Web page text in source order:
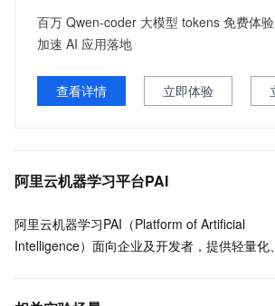
百万 Qwen-coder 大模型 tokens 免费体验
加速 AI 应用落地
查看详情 立即体验
阿里云机器学习平台PAI
阿里云机器学习PAI（Platform of Artificial
Intelligence）面向企业及开发者，提供轻量化